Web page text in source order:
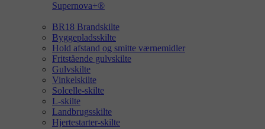
Supernova+®
BR18 Brandskilte
Byggepladsskilte
Hold afstand og smitte værnemidler
Fritstående gulvskilte
Gulvskilte
Vinkelskilte
Solcelle-skilte
L-skilte
Landbrugsskilte
Hjertestarter-skilte